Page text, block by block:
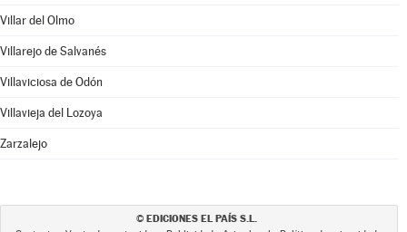
Villar del Olmo
Villarejo de Salvanés
Villaviciosa de Odón
Villavieja del Lozoya
Zarzalejo
© EDICIONES EL PAÍS S.L.